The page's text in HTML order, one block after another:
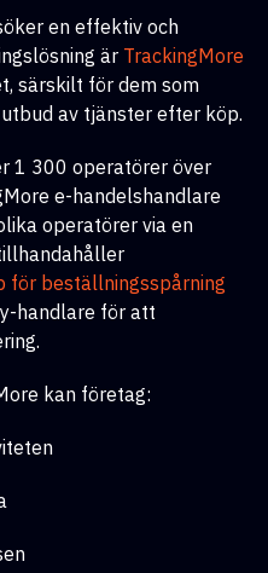
en effektiv och
är TrackingMore
särskilt för dem som
av tjänster efter köp.
1 300 operatörer över
e-handelshandlare
operatörer via en
för beställningsspårning
handlare för att
kan företag: